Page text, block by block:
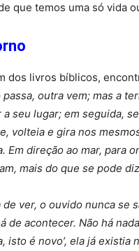
que temos uma só vida
dos livros bíblicos,
passa, outra vem; mas a
seu lugar; em seguida,
volteia e gira nos
Em direção ao mar, para
mais do que se pode
ver, o ouvido nunca se
de acontecer. Não há
isto é novo’, ela já